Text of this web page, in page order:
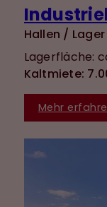
Hallen /
Lagerfläche:
Kaltmiete:
Mehr